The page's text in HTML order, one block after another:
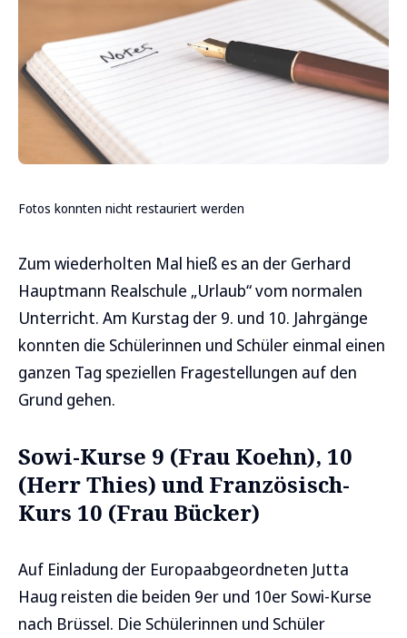
Fotos konnten nicht restauriert werden
Zum wiederholten Mal hieß es an der Gerhard
Hauptmann Realschule „Urlaub“ vom normalen
Unterricht. Am Kurstag der 9. und 10. Jahrgänge
konnten die Schülerinnen und Schüler einmal einen
ganzen Tag speziellen Fragestellungen auf den
Grund gehen.
Sowi-Kurse 9 (Frau Koehn), 10
(Herr Thies) und Französisch-
Kurs 10 (Frau Bücker)
Auf Einladung der Europaabgeordneten Jutta
Haug reisten die beiden 9er und 10er Sowi-Kurse
nach Brüssel. Die Schülerinnen und Schüler